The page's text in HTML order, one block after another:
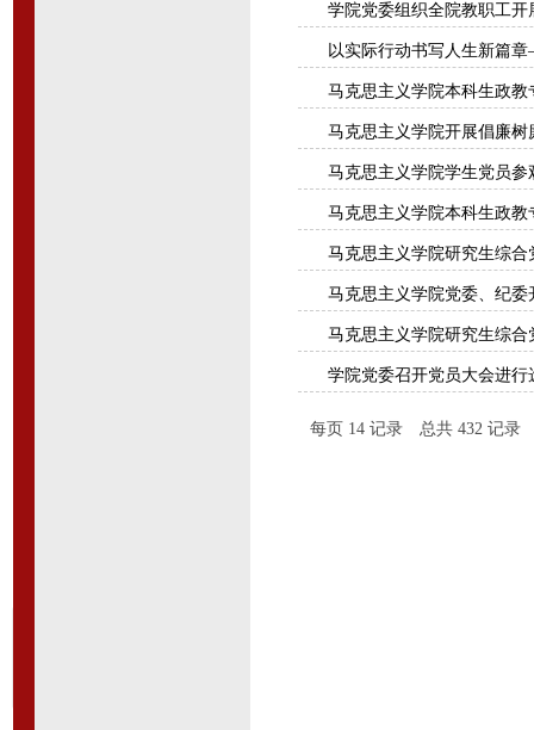
学院党委组织全院教职工
以实际行动书写人生新篇
马克思主义学院本科生政
马克思主义学院开展倡廉
马克思主义学院学生党员
马克思主义学院本科生政
马克思主义学院研究生综
马克思主义学院党委、纪
马克思主义学院研究生综
学院党委召开党员大会进
每页 14 记录 总共 432 记录